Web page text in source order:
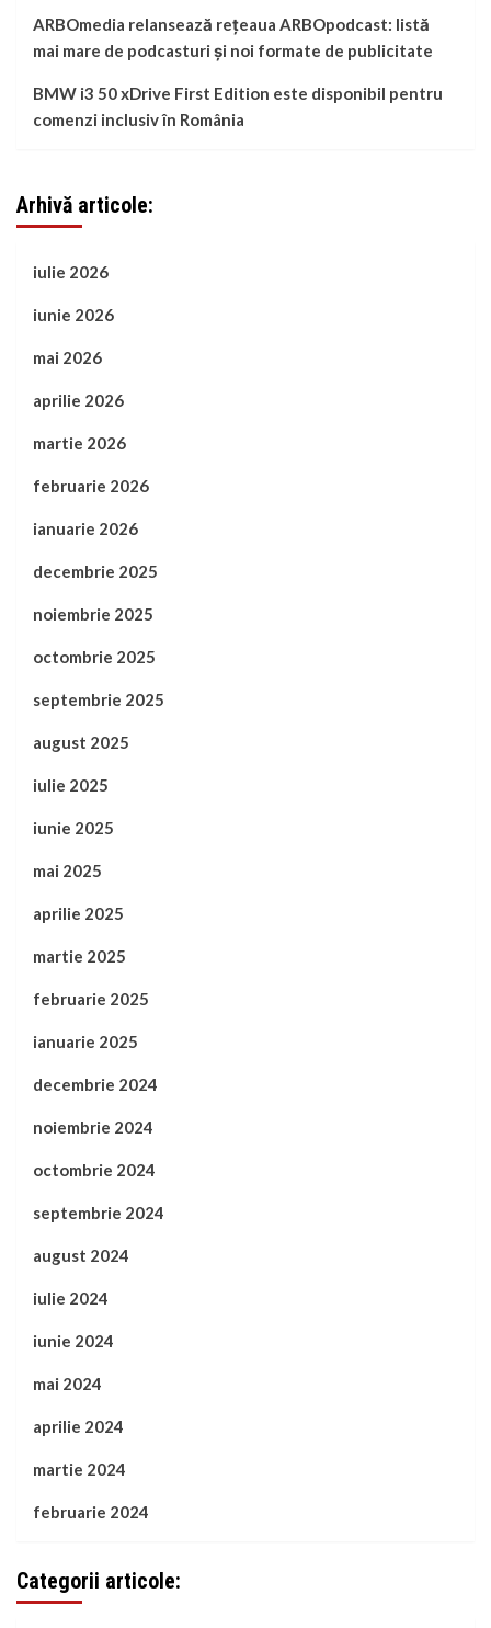
ARBOmedia relansează rețeaua ARBOpodcast: listă
mai mare de podcasturi și noi formate de publicitate
BMW i3 50 xDrive First Edition este disponibil pentru
comenzi inclusiv în România
Arhivă articole:
iulie 2026
iunie 2026
mai 2026
aprilie 2026
martie 2026
februarie 2026
ianuarie 2026
decembrie 2025
noiembrie 2025
octombrie 2025
septembrie 2025
august 2025
iulie 2025
iunie 2025
mai 2025
aprilie 2025
martie 2025
februarie 2025
ianuarie 2025
decembrie 2024
noiembrie 2024
octombrie 2024
septembrie 2024
august 2024
iulie 2024
iunie 2024
mai 2024
aprilie 2024
martie 2024
februarie 2024
Categorii articole: